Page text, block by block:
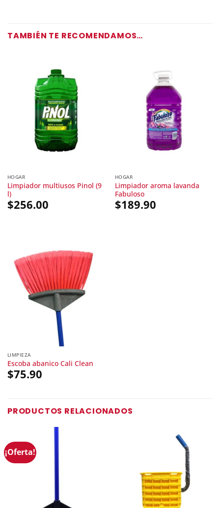
TAMBIÉN TE RECOMENDAMOS…
HOGAR
Limpiador multiusos Pinol (9
l)
$256.00
HOGAR
Limpiador aroma lavanda
Fabuloso
$189.90
LIMPIEZA
Escoba abanico Cali Clean
$75.90
PRODUCTOS RELACIONADOS
¡Oferta!